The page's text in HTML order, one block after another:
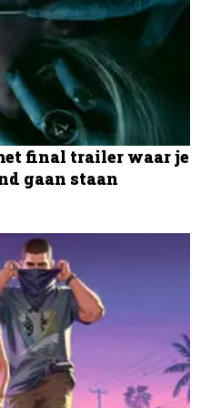
final trailer waar je
gaan staan